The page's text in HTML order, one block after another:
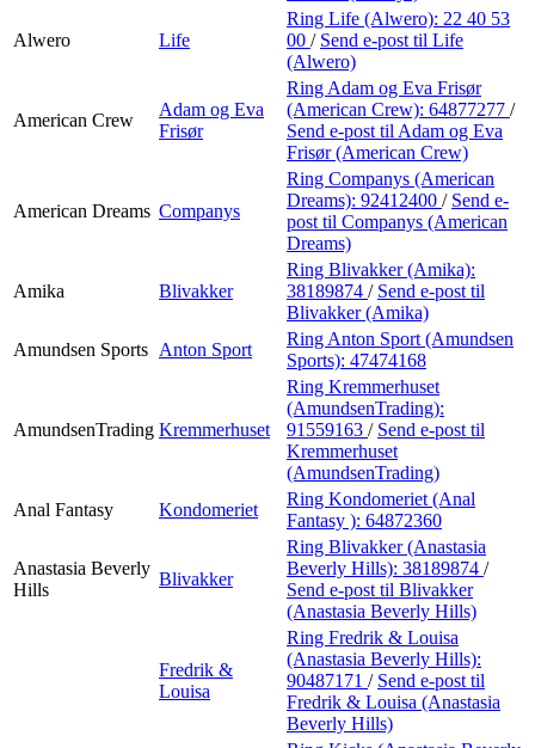
Alwero Life
Ring Life (Alwero): 22 40 53
00 / Send e-post til Life
(Alwero)
American Crew
Adam og Eva
Frisør
Ring Adam og Eva Frisør
(American Crew): 64877277 /
Send e-post til Adam og Eva
Frisør (American Crew)
American Dreams Companys
Ring Companys (American
Dreams): 92412400 / Send e-
post til Companys (American
Dreams)
Amika Blivakker
Ring Blivakker (Amika):
38189874 / Send e-post til
Blivakker (Amika)
Amundsen Sports Anton Sport
Ring Anton Sport (Amundsen
Sports): 47474168
AmundsenTrading Kremmerhuset
Ring Kremmerhuset
(AmundsenTrading):
91559163 / Send e-post til
Kremmerhuset
(AmundsenTrading)
Anal Fantasy
Kondomeriet
Ring Kondomeriet (Anal
Fantasy ): 64872360
Anastasia Beverly
Hills
Blivakker
Ring Blivakker (Anastasia
Beverly Hills): 38189874 /
Send e-post til Blivakker
(Anastasia Beverly Hills)
Fredrik &
Louisa
Ring Fredrik & Louisa
(Anastasia Beverly Hills):
90487171 / Send e-post til
Fredrik & Louisa (Anastasia
Beverly Hills)